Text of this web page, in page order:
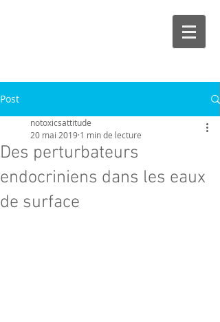
Post
Des perturbateurs
endocriniens dans les eaux
de surface
notoxicsattitude
20 mai 2019 1 min de lecture